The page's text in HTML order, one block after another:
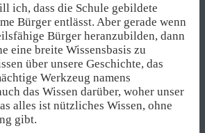
ich, dass die Schule gebildete
Bürger entlässt. Aber gerade wenn
Bürger heranzubilden, dann
eine breite Wissensbasis zu
über unsere Geschichte, das
Werkzeug namens
das Wissen darüber, woher unser
alles ist nützliches Wissen, ohne
gibt.